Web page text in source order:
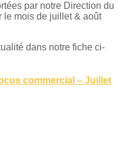
par notre Direction du
le mois de juillet & août
dans notre fiche ci-
commercial – Juillet